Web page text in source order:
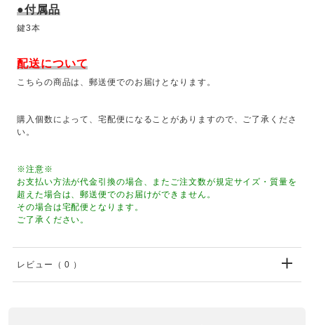
●付属品
鍵3本
配送について
こちらの商品は、郵送便でのお届けとなります。
購入個数によって、宅配便になることがありますので、ご了承くださ
い。
※注意※
お支払い方法が代金引換の場合、またご注文数が規定サイズ・質量を
超えた場合は、郵送便でのお届けができません。
その場合は宅配便となります。
ご了承ください。
レビュー （ 0 ）